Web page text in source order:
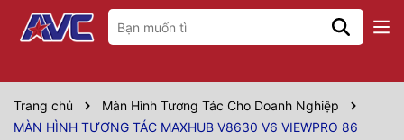
Trang chủ
Màn Hình Tương Tác Cho Doanh Nghiệp
MÀN HÌNH TƯƠNG TÁC MAXHUB V8630 V6 VIEWPRO 86
Thông số kỹ thuật
Kích thước: 86 inch đường chéo
Tỷ lệ: 16:9